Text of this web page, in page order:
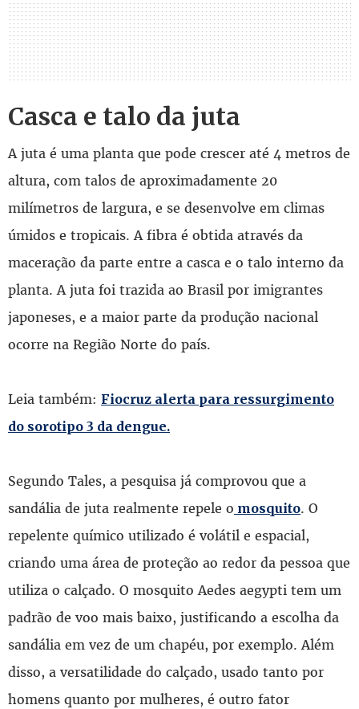
Casca e talo da juta
A juta é uma planta que pode crescer até 4 metros de
altura, com talos de aproximadamente 20
milímetros de largura, e se desenvolve em climas
úmidos e tropicais. A fibra é obtida através da
maceração da parte entre a casca e o talo interno da
planta. A juta foi trazida ao Brasil por imigrantes
japoneses, e a maior parte da produção nacional
ocorre na Região Norte do país.
Leia também: Fiocruz alerta para ressurgimento
do sorotipo 3 da dengue.
Segundo Tales, a pesquisa já comprovou que a
sandália de juta realmente repele o mosquito. O
repelente químico utilizado é volátil e espacial,
criando uma área de proteção ao redor da pessoa que
utiliza o calçado. O mosquito Aedes aegypti tem um
padrão de voo mais baixo, justificando a escolha da
sandália em vez de um chapéu, por exemplo. Além
disso, a versatilidade do calçado, usado tanto por
homens quanto por mulheres, é outro fator